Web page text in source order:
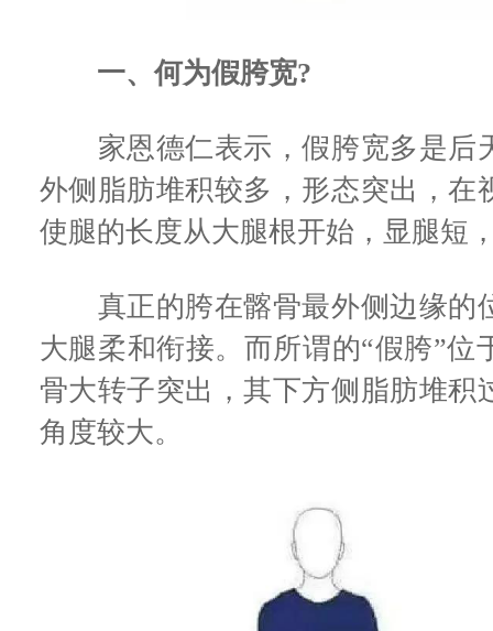
一、何为假胯宽?
家恩德仁表示，假胯宽多是后
外侧脂肪堆积较多，形态突出，在
使腿的长度从大腿根开始，显腿短
真正的胯在髂骨最外侧边缘的
大腿柔和衔接。而所谓的“假胯”
骨大转子突出，其下方侧脂肪堆积
角度较大。